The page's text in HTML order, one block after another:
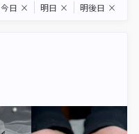
今日 × 明日 × 明後日 ×